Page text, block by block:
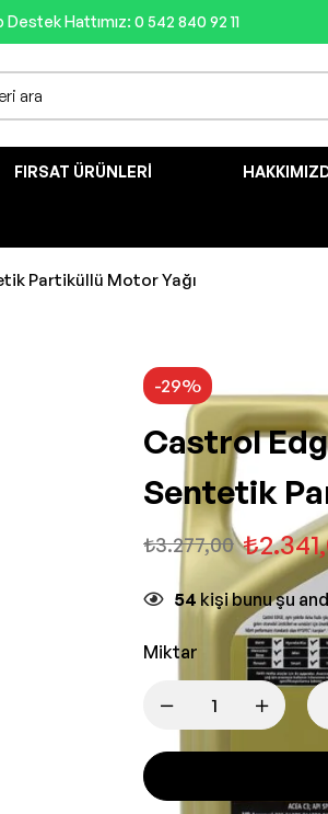
Hattımız: 0 542 840 92 11
FIRSAT ÜRÜNLERI
Partiküllü Motor Yağı
-29%
Castrol
Sentetik
₺3.277,00 ₺
54 kişi bunu şu
Miktar